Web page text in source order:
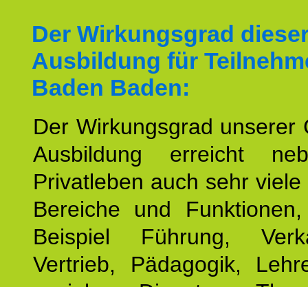
Der Wirkungsgrad
Ausbildung für
Baden Baden:
Der Wirkungsgrad unserer
Ausbildung erreicht
Privatleben auch sehr
Bereiche und
Beispiel Führung,
Vertrieb, Pädagogik,